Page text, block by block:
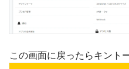
この画面に戻ったらキント